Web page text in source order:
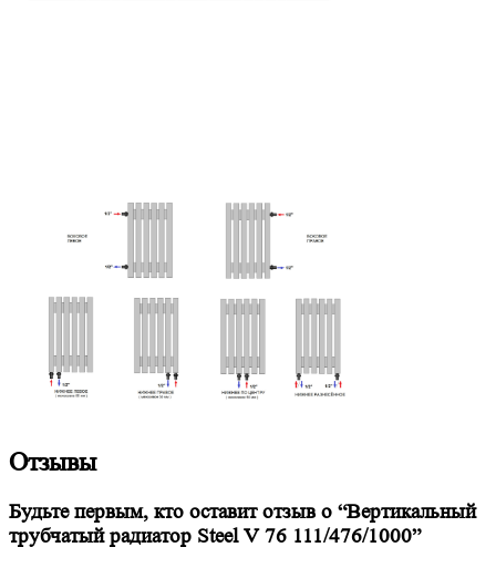
Отзывы
Будьте первым, кто оставит отзыв о “Вертикальный
трубчатый радиатор Steel V 76 111/476/1000”